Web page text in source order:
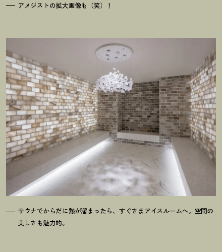
アメジストの拡大画像も（笑） ！
サウナでからだに熱が溜まったら、すぐさまアイスルームへ。空間の
美しさも魅力的。